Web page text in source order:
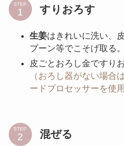
STEP すりおろす
生姜はきれいに洗い、
プーン等でこそげ取る。
皮ごとおろし金ですりお
（おろし器がない場合
ードプロセッサーを使
STEP 混ぜる